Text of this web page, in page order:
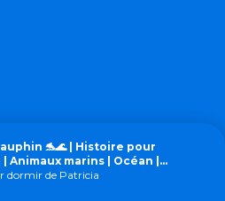
🐬🌊 | Histoire pour
Animaux marins | Océan |
dormir de Patricia